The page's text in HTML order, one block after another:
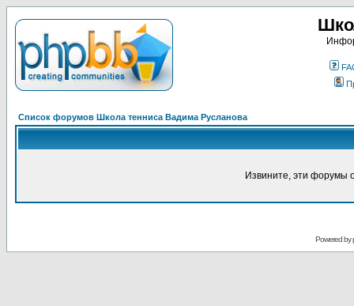
Список форумов Школа тенниса Вадима Русланова
Извините, эти форумы
Powered by